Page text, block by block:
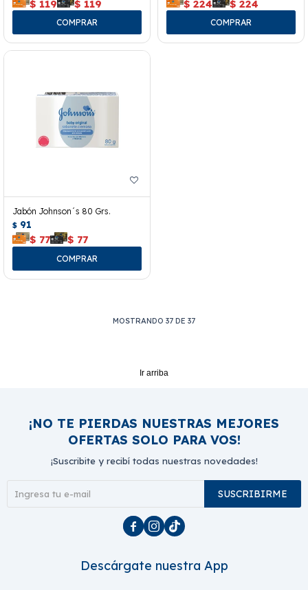
$ 119 $ 119 $ 224 $ 224
Jabón Johnson´s 80 Grs.
$ 91
$ 77 $ 77
MOSTRANDO 37 DE 37
Ir arriba
¡NO TE PIERDAS NUESTRAS MEJORES
OFERTAS SOLO PARA VOS!
¡Suscribite y recibí todas nuestras novedades!
SUSCRIBIRME
  
Descárgate nuestra App